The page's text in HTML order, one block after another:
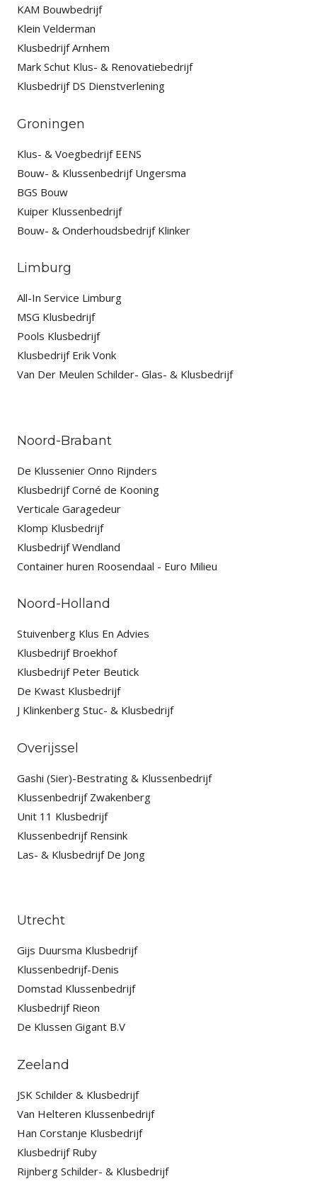
KAM Bouwbedrijf
Klein Velderman
Klusbedrijf Arnhem
Mark Schut Klus- & Renovatiebedrijf
Klusbedrijf DS Dienstverlening
Groningen
Klus- & Voegbedrijf EENS
Bouw- & Klussenbedrijf Ungersma
BGS Bouw
Kuiper Klussenbedrijf
Bouw- & Onderhoudsbedrijf Klinker
Limburg
All-In Service Limburg
MSG Klusbedrijf
Pools Klusbedrijf
Klusbedrijf Erik Vonk
Van Der Meulen Schilder- Glas- & Klusbedrijf
Noord-Brabant
De Klussenier Onno Rijnders
Klusbedrijf Corné de Kooning
Verticale Garagedeur
Klomp Klusbedrijf
Klusbedrijf Wendland
Container huren Roosendaal - Euro Milieu
Noord-Holland
Stuivenberg Klus En Advies
Klusbedrijf Broekhof
Klusbedrijf Peter Beutick
De Kwast Klusbedrijf
J Klinkenberg Stuc- & Klusbedrijf
Overijssel
Gashi (Sier)-Bestrating & Klussenbedrijf
Klussenbedrijf Zwakenberg
Unit 11 Klusbedrijf
Klussenbedrijf Rensink
Las- & Klusbedrijf De Jong
Utrecht
Gijs Duursma Klusbedrijf
Klussenbedrijf-Denis
Domstad Klussenbedrijf
Klusbedrijf Rieon
De Klussen Gigant B.V
Zeeland
JSK Schilder & Klusbedrijf
Van Helteren Klussenbedrijf
Han Corstanje Klusbedrijf
Klusbedrijf Ruby
Rijnberg Schilder- & Klusbedrijf